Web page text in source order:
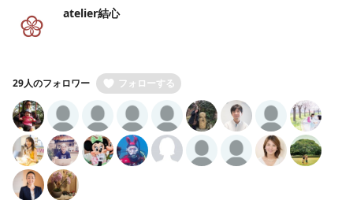
atelier結心
29人のフォロワー フォローする